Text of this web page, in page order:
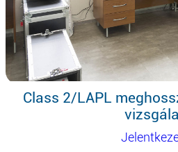
Class 2/LAPL